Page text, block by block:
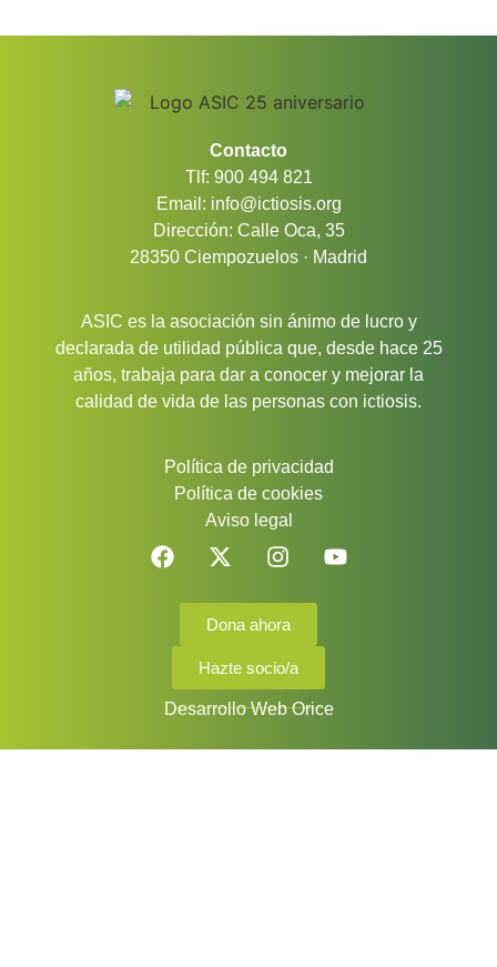
Contacto
Tlf: 900 494 821
Email: info@ictiosis.org
Dirección: Calle Oca, 35
28350 Ciempozuelos · Madrid
ASIC es la asociación sin ánimo de lucro y
declarada de utilidad pública que, desde hace 25
años, trabaja para dar a conocer y mejorar la
calidad de vida de las personas con ictiosis.
Política de privacidad
Política de cookies
Aviso legal
Dona ahora
Hazte socio/a
Desarrollo Web Orice